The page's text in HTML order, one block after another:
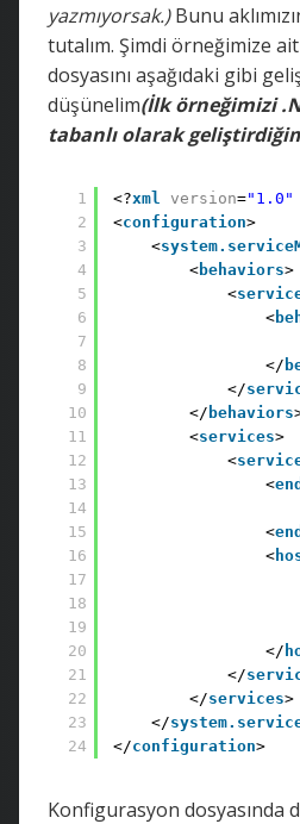
yazmıyorsak.)Bunu
tutalım. Şimdi örneğimize
dosyasını aşağıdaki gibi
düşünelim(İlk örneğimizi
tabanlı olarak
1
2
3
4
5
6
7
8
9
10
11
12
13
14
15
16
17
18
19
20
21
22
23
24
<?xml version="1.0"
<configuration>
<
<behaviors>
<
<
</
</
</ behaviors
<services>
<
<
<
<
</
</
</services>
</
</configuration>
Konfigurasyon dosyasında